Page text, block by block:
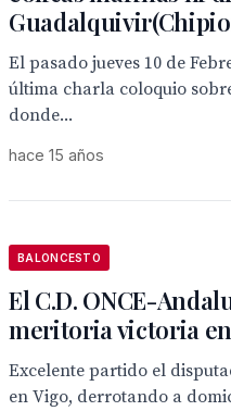
El pasado jueves 10 de
última charla coloquio
donde...
hace 15 años
BALONCESTO
El C.D. ONCE-
meritoria victoria
Excelente partido el
en Vigo, derrotando a